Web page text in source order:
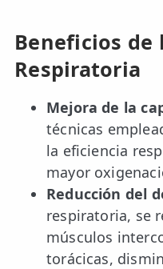
Beneficios de
Respiratoria
Mejora de la
técnicas
la eficiencia
mayor
Reducción del
respiratoria, se
músculos
torácicas,